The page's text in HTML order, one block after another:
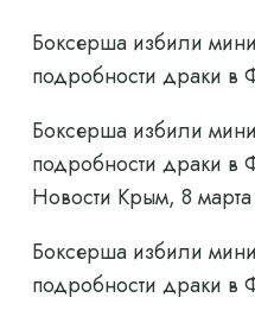
Боксерша избили
подробности драки в
Боксерша избили
подробности драки
Новости Крым, 8
Боксерша избили
подробности драки в